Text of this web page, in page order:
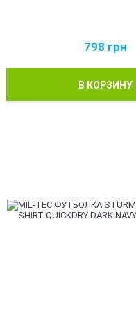
798 грн
В КОРЗИНУ